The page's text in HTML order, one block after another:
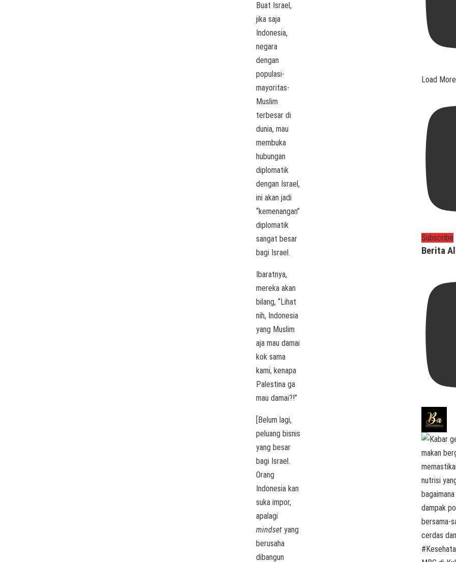
Buat Israel,
jika saja
Indonesia,
negara
dengan
populasi-
mayoritas-
Muslim
terbesar di
dunia, mau
membuka
hubungan
diplomatik
dengan Israel,
ini akan jadi
“kemenangan”
diplomatik
sangat besar
bagi Israel.
Ibaratnya,
mereka akan
bilang, “Lihat
nih, Indonesia
yang Muslim
aja mau damai
kok sama
kami, kenapa
Palestina ga
mau damai?!”
[Belum lagi,
peluang bisnis
yang besar
bagi Israel.
Orang
Indonesia kan
suka impor,
apalagi
mindset yang
berusaha
dibangun
Load
Subscribe
Berita